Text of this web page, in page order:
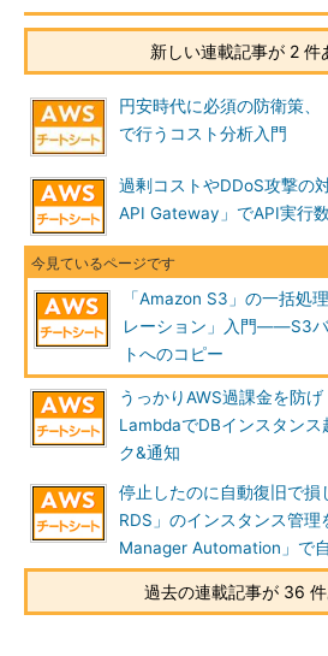
新しい連載記事が 2 件
円安時代に必須の防衛策、
で行うコスト分析入門
過剰コストやDDoS攻撃の
API Gateway」でAPI実行
「Amazon S3」の一括処
レーション」入門――S3
トへのコピー
うっかりAWS過課金を防
LambdaでDBインスタンス
ク&通知
停止したのに自動復旧で
RDS」のインスタンス管
Manager Automation」で
過去の連載記事が 36